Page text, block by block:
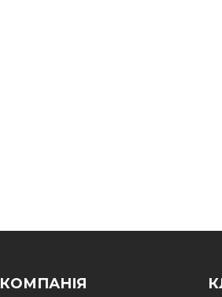
КОМПАНІЯ